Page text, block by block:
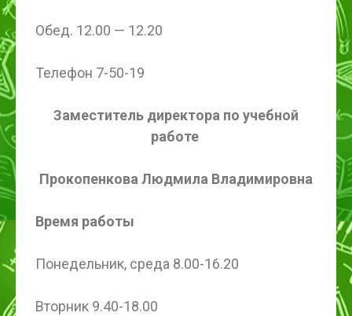
Обед. 12.00 — 12.20
Телефон 7-50-19
Заместитель директора по учебной
работе
Прокопенкова Людмила Владимировна
Время работы
Понедельник, среда 8.00-16.20
Вторник 9.40-18.00